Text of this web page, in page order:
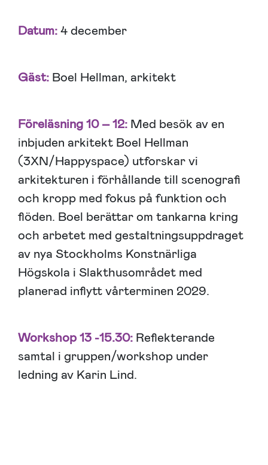
Datum:4 december
Gäst: Boel Hellman, arkitekt
Föreläsning 10 – 12: Med besök av en
inbjuden arkitekt Boel Hellman
(3XN/Happyspace) utforskar vi
arkitekturen i förhållande till scenografi
och kropp med fokus på funktion och
flöden. Boel berättar om tankarna kring
och arbetet med gestaltningsuppdraget
av nya Stockholms Konstnärliga
Högskola i Slakthusområdet med
planerad inflytt vårterminen 2029.
Workshop 13 -15.30: Reflekterande
samtal i gruppen/workshop under
ledning av Karin Lind.